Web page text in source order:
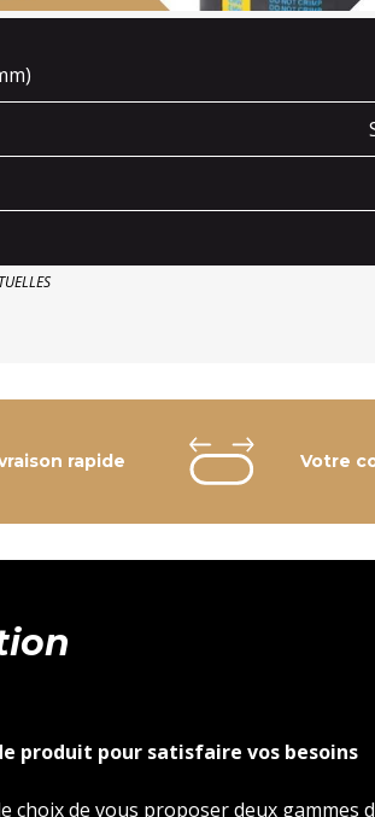
rapide Votre
produit pour satisfaire vos besoins
choix de vous proposer deux gammes